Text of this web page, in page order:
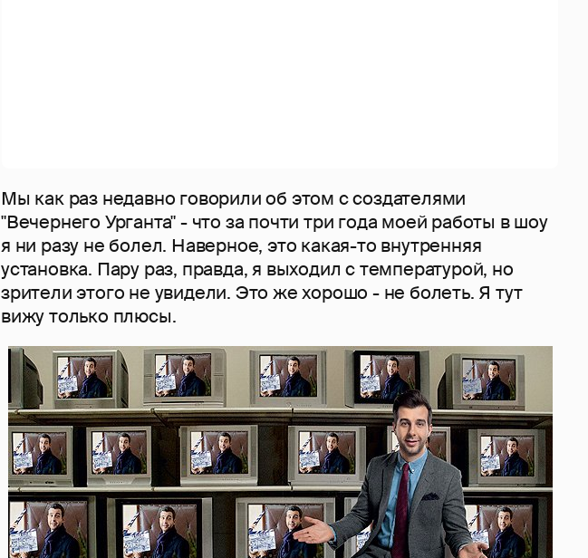
Мы как раз недавно говорили об этом с создателями
"Вечернего Урганта" - что за почти три года моей работы в шоу
я ни разу не болел. Наверное, это какая-то внутренняя
установка. Пару раз, правда, я выходил с температурой, но
зрители этого не увидели. Это же хорошо - не болеть. Я тут
вижу только плюсы.